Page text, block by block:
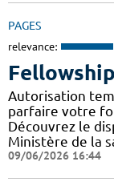
PAGES
relevance:
Autorisation
parfaire votre
Découvrez le
Ministère de la
09/06/2026 16:44